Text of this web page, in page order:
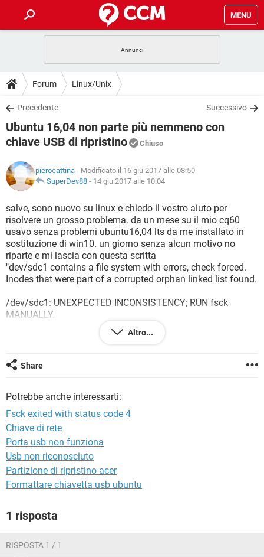
MENU
INTRATTENIMENTO
iOS
INSTAGRAM WHATSAPP
TIKTOK FACEBOOK
HARDWARE
GUIDE
COVID-19
iOS
TIKTOK FACEBOOK
DOWNLOAD
COVID-19 GAMING
INTRATTENIMENTO ANDROID
iOS WINDOWS 10
INSTAGRAM
TIKTOK FACEBOOK
HARDWARE
FORUM
INTRATTENIMENTO ANDROID
INSTAGRAM WHATSAPP
TIKTOK FACEBOOK
HARDWARE
GLOSSARIO
COVID-19
INTRATTENIMENTO ANDROID
iOS WINDOWS 10
INSTAGRAM WHATSAPP
TIKTOK FACEBOOK
Forum Linux/Unix
Precedente Successivo
Ubuntu 16,04 non parte più nemmeno con
chiave USB di ripristino
Chiuso
pierocattina - Modificato il 16 giu 2017 alle 08:50
SuperDev88 - 14 giu 2017 alle 10:04
salve, sono nuovo su linux e chiedo il vostro aiuto per
risolvere un grosso problema. da un mese su il mio cq60
usavo senza problemi ubuntu16,04 lts da me installato in
sostituzione di win10. un giorno senza alcun motivo no
riparte e mi lascia con questa scritta
"dev/sdc1 contains a file system with errors, check forced.
Inodes that were part of a corrupted orphan linked list found.
/dev/sdc1: UNEXPECTED INCONSISTENCY; RUN fsck
MANUALLY.
(i.e., without -a or -p options)
fsck exited with status code 4
Busybox v1.22.1 (Ubuntu 1:1.22.0-15ubuntu1) built in shell
Enter 'help' for a list of built-in commands.
(initramfs) _
ho provato con usb di ripristino ma non viene letta (priorità
boot è ok), hon provato con usb contenente gparted live
(utilizzata perfettamente su altro pc) ma non viene letta. tutti
i tentativi vanno a vuoto. grazie per l'aiuto
Altro...
Share
Potrebbe anche interessarti:
Fsck exited with status code 4
Chiave di rete
Porta usb non funziona
Usb non riconosciuto
Partizione di ripristino acer
Formattare chiavetta usb ubuntu
1 risposta
RISPOSTA 1 / 1